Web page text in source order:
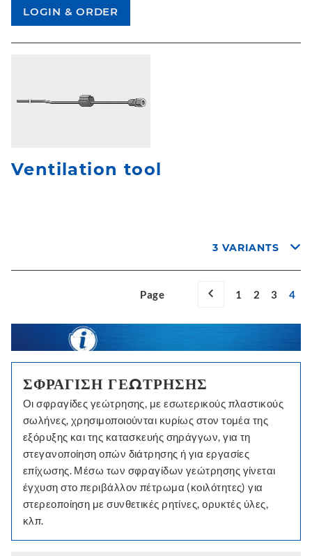
Ventilation tool
3 VARIANTS
Page 1 2 3 4
ΣΦΡΆΓΙΣΗ ΓΕΏΤΡΗΣΗΣ
Οι σφραγίδες γεώτρησης, με εσωτερικούς πλαστικούς
σωλήνες, χρησιμοποιούνται κυρίως στον τομέα της
εξόρυξης και της κατασκευής σηράγγων, για τη
στεγανοποίηση οπών διάτρησης ή για εργασίες
επίχωσης. Μέσω των σφραγίδων γεώτρησης γίνεται
έγχυση στο περιβάλλον πέτρωμα (κοιλότητες) για
στερεοποίηση με συνθετικές ρητίνες, ορυκτές ύλες,
κλπ.